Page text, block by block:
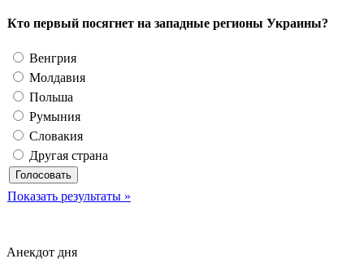
Кто первый посягнет на западные регионы Украины?
Венгрия
Молдавия
Польша
Румыния
Словакия
Другая страна
Показать результаты »
Анекдот дня